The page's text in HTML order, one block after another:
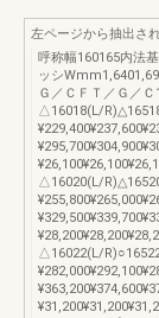
左ページから抽出さ
呼称幅160165内法
ッシ
Ｇ／ＣＦＴ／Ｇ／
△16018(L/
△16020(L/
△16022(L/